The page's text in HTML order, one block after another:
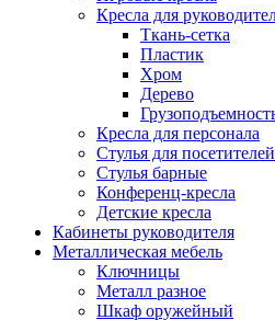
Кресла для
Ткань-сетка
Пластик
Хром
Дерево
Кресла для персонала
Стулья для посетителей
Стулья барные
Конференц-кресла
Детские кресла
Кабинеты руководителя
Металлическая мебель
Ключницы
Металл разное
Шкаф оружейный